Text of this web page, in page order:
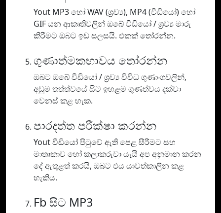
Yout MP3 හෝ WAV (ශ්‍රව්‍ය), MP4 (වීඩියෝ) හෝ
GIF යන ආකෘතිවලින් ඔබේ වීඩියෝ / ශ්‍රව්‍ය මාරු
කිරීමට ඔබට ඉඩ සලසයි. එකක් තෝරන්න.
ගුණාත්මකභාවය තෝරන්න
ඔබට ඔබේ වීඩියෝ / ශ්‍රව්‍ය විවිධ ගුණාංගවලින්,
අඩුම තත්ත්වයේ සිට ඉහළම ගුණත්වය දක්වා
වෙනස් කළ හැක.
පාරදත්ත පරීක්ෂා කරන්න
Yout වීඩියෝ පිටුවේ ඇති පෙළ සීරීමට සහ
මාතෘකාව හෝ කලාකරුවා යැයි අප අනුමාන කරන
දේ ඇතුළත් කරයි, ඔබට එය යාවත්කාලීන කළ
හැකිය.
Fb සිට MP3